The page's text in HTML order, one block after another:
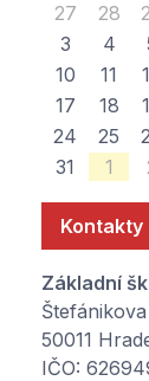
27
28
3
4
10
11
17
18
24
25
31
1
Kontakty
Základní
50011
IČO: